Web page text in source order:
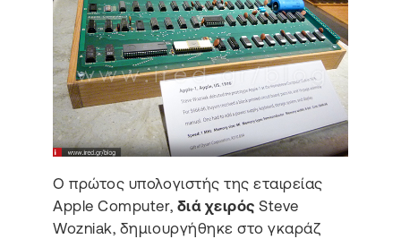
O πρώτος υπολογιστής της εταιρείας
Apple Computer, διά χειρός Steve
Wozniak, δημιουργήθηκε στο γκαράζ